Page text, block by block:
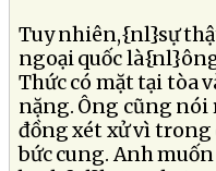
Tuy nhiên,{nl}sự
ngoại quốc
Thức có mặt tại tòa
nặng. Ông cũng nói
đồng xét xử vì
bức cung. Anh